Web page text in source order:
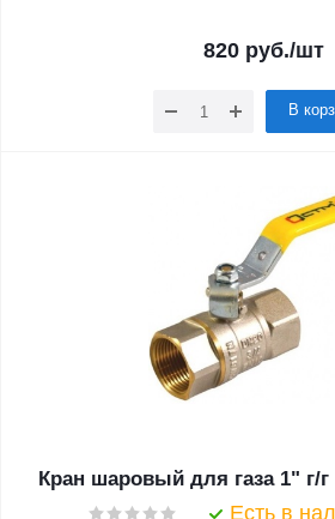
820 руб./шт
В
Кран шаровый для газа 1" г/
Есть в